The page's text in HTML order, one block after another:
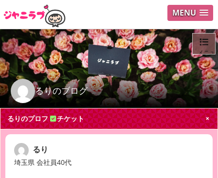
MENU
るりのブログ
メニュ
ログイ
Search
るりのプロフ チケット
るり
埼玉県 会社員40代